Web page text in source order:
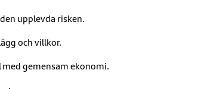
upplevda risken.
och villkor.
gemensam ekonomi.